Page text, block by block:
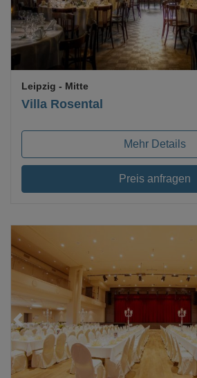
Villa Rosental
Leipzig - Mitte
Mehr Details
Preis anfragen